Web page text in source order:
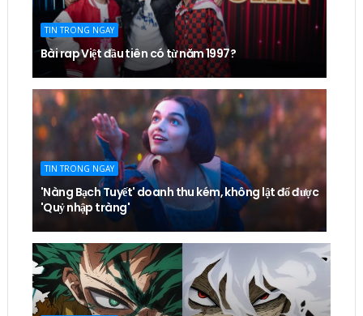
TIN TRONG NGAY
Bài rap Việt đầu tiên có từ năm 1997?
TIN TRONG NGAY
'Nàng Bạch Tuyết' doanh thu kém, không lật đổ được
'Quỷ nhập tràng'